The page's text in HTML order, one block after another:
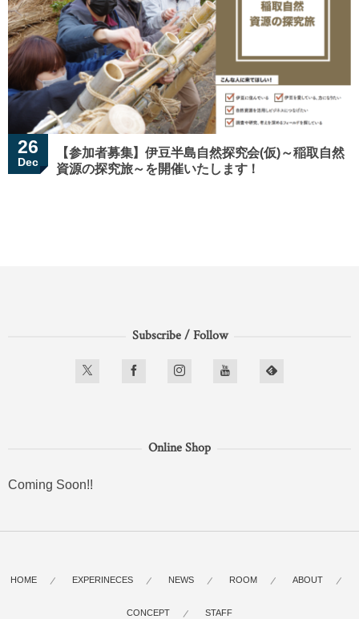
26
Dec
【参加者募集】伊豆半島自然探究会(仮)～稲取自然
資源の探究旅～を開催いたします！
Subscribe / Follow
Online Shop
Coming Soon!!
HOME EXPERINECES NEWS ROOM ABOUT
CONCEPT STAFF